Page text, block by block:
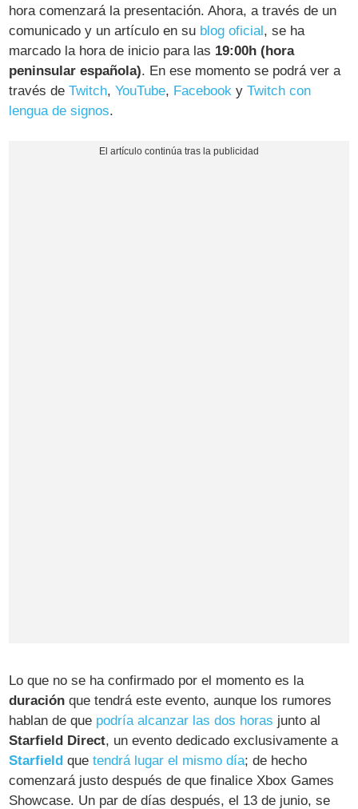
hora comenzará la presentación. Ahora, a través de un
comunicado y un artículo en su blog oficial, se ha
marcado la hora de inicio para las 19:00h (hora
peninsular española). En ese momento se podrá ver a
través deTwitch,YouTube, Facebook yTwitch con
lengua de signos.
Lo que no se ha confirmado por el momento es la
duración que tendrá este evento, aunque los rumores
hablan de que podría alcanzar las dos horas junto al
Starfield Direct, un evento dedicado exclusivamente a
Starfield quetendrá lugar el mismo día; de hecho
comenzará justo después de que finalice Xbox Games
Showcase. Un par de días después, el 13 de junio, se